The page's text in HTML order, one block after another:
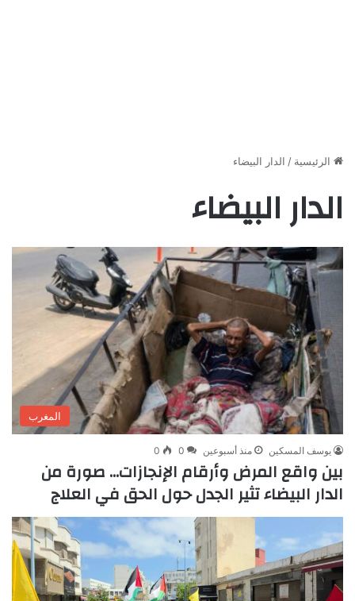
الرئيسية / الدار البيضاء
الدار البيضاء
المغرب
يوسف المسكين منذ أسبوعين 0
0
بين واقع المرض وأرقام الإنجازات… صورة من
الدار البيضاء تثير الجدل حول الحق في العلاج